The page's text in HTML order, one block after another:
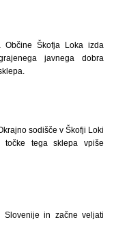
Občine Škofja Loka izda
javnega dobra
sodišče v Škofji Loki
tega sklepa vpiše
in začne veljati